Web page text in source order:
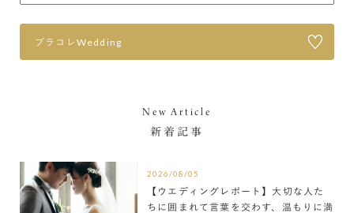
プラコレWedding
New Article
新着記事
2026/08/05
【ウエディングレポート】大切な人た
ちに囲まれて言葉を交わす、温もりに満